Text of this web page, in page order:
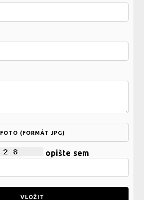
FOTO (FORMÁT JPG)
opište sem